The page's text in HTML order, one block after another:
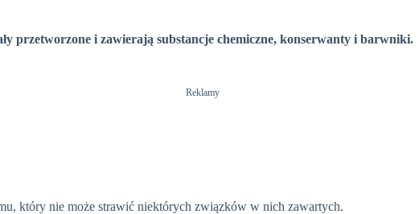
przetworzone i zawierają substancje chemiczne, konserwanty i barwniki.
Reklamy
który nie może strawić niektórych związków w nich zawartych.